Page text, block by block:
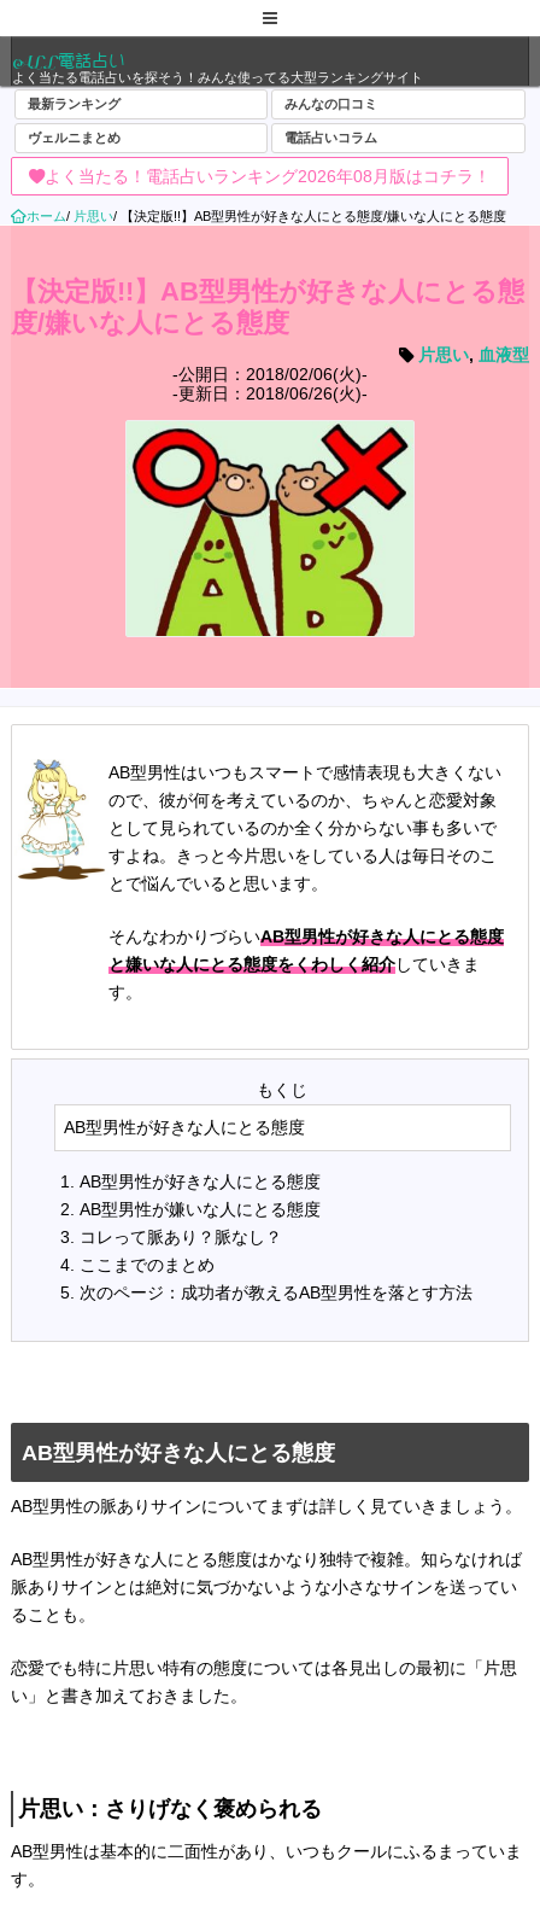
ALL電話占い
よく当たる電話占いを探そう！みんな使ってる大型ランキングサイト
最新ランキング
みんなの口コミ
ヴェルニまとめ 電話占いコラム
よく当たる！電話占いランキング2026年08月版はコチラ！
ホーム/ 片思い/ 【決定版!!】AB型男性が好きな人にとる態度/嫌いな人にとる態度
【決定版!!】AB型男性が好きな人にとる態
度/嫌いな人にとる態度
片思い, 血液型
公開日：2018/02/06(火)
更新日：2018/06/26(火)
AB型男性はいつもスマートで感情表現も大きくない
ので、彼が何を考えているのか、ちゃんと恋愛対象
として見られているのか全く分からない事も多いで
すよね。きっと今片思いをしている人は毎日そのこ
とで悩んでいると思います。
そんなわかりづらいAB型男性が好きな人にとる態度
と嫌いな人にとる態度をくわしく紹介していきま
す。
AB型男性が好きな人にとる態度
AB型男性が好きな人にとる態度
AB型男性が嫌いな人にとる態度
コレって脈あり？脈なし？
ここまでのまとめ
次のページ：成功者が教えるAB型男性を落とす方法
AB型男性が好きな人にとる態度
AB型男性の脈ありサインについてまずは詳しく見ていきましょう。
AB型男性が好きな人にとる態度はかなり独特で複雑。知らなければ
脈ありサインとは絶対に気づかないような小さなサインを送ってい
ることも。
恋愛でも特に片思い特有の態度については各見出しの最初に「片思
い」と書き加えておきました。
片思い：さりげなく褒められる
AB型男性は基本的に二面性があり、いつもクールにふるまっていま
す。